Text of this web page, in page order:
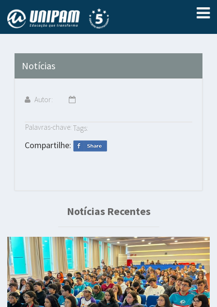
Notícias
Autor:
Palavras-chave: Tags:
Compartilhe:
Notícias Recentes